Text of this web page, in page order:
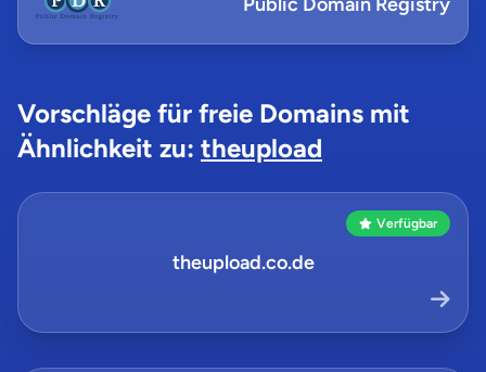
Vorschläge für freie Domains mit
Ähnlichkeit zu: theupload
Verfügbar
theupload.co.de